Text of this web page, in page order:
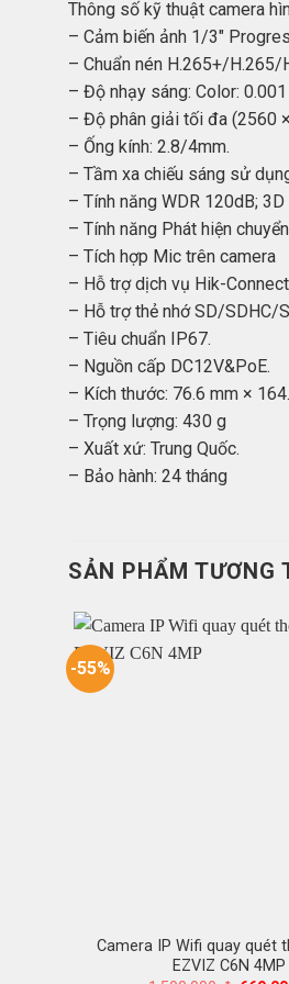
Thông số kỹ thuật camera
– Cảm biến ảnh 1/3″
– Chuẩn nén H.265+/H.265/
– Độ nhạy sáng: Color:
– Độ phân giải tối đa (2560
– Ống kính: 2.8/4mm.
– Tầm xa chiếu sáng sử
– Tính năng WDR 120dB; 3D
– Tính năng Phát hiện
– Tích hợp Mic trên camera
– Hỗ trợ dịch vụ Hik-
– Hỗ trợ thẻ nhớ SD/SDHC/
– Tiêu chuẩn IP67.
– Nguồn cấp DC12V&PoE.
– Kích thước: 76.6 mm ×
– Trọng lượng: 430 g
– Xuất xứ: Trung Quốc.
– Bảo hành: 24 tháng
SẢN PHẨM TƯƠNG
-55%
Camera IP Wifi quay quét
EZVIZ C6N 4MP